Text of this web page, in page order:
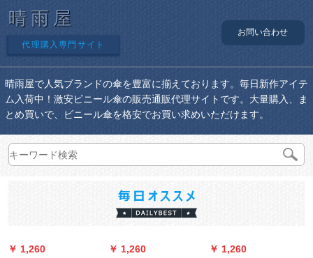
晴雨屋
代理購入専門サイト
お問い合わせ
晴雨屋で人気ブランドの傘を豊富に揃えております。毎日新作アイテ
ム入荷中！激安ビニール傘の販売通販代理サイトです。大量購入、ま
とめ買いで、ビニール傘を格安でお買い求めいただけます。
￥ 1,260
￥ 1,260
￥ 1,260